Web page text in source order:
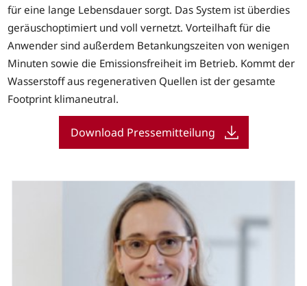
für eine lange Lebensdauer sorgt. Das System ist überdies
geräuschoptimiert und voll vernetzt. Vorteilhaft für die
Anwender sind außerdem Betankungszeiten von wenigen
Minuten sowie die Emissionsfreiheit im Betrieb. Kommt der
Wasserstoff aus regenerativen Quellen ist der gesamte
Footprint klimaneutral.
Download Pressemitteilung